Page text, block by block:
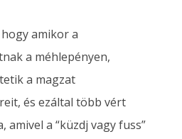
amikor a
a méhlepényen,
a magzat
és ezáltal több vért
a “küzdj vagy fuss”